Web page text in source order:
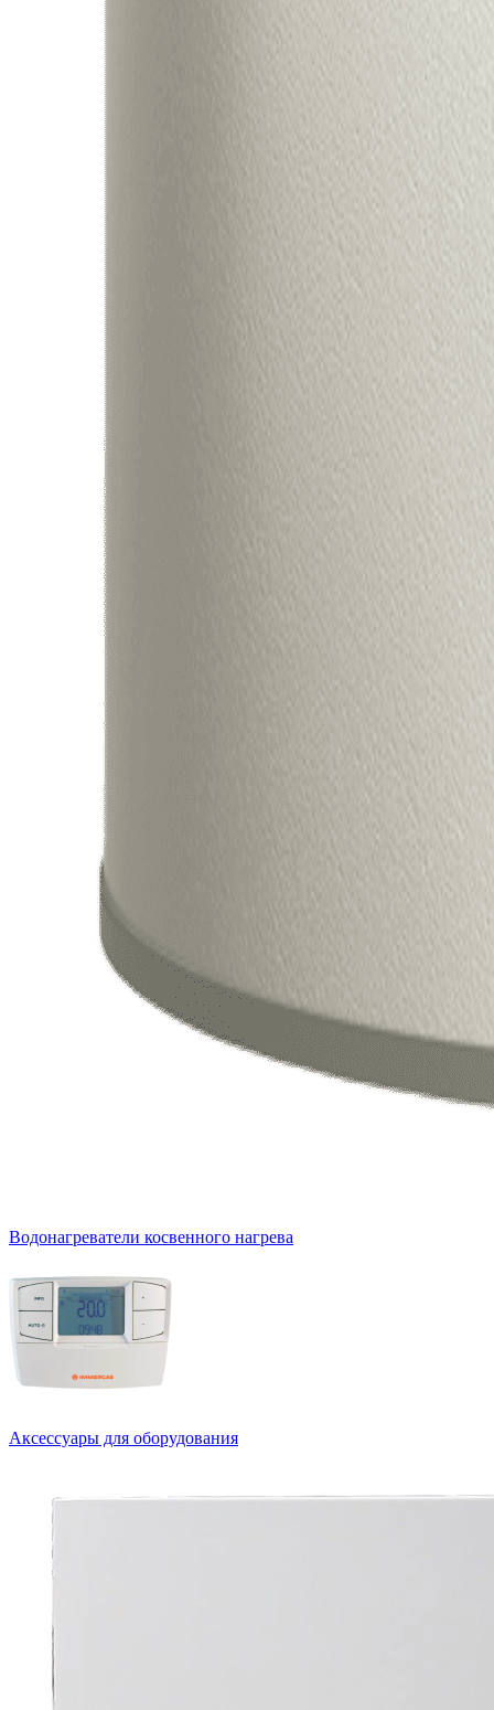
Водонагреватели косвенного нагрева
Аксессуары для оборудования